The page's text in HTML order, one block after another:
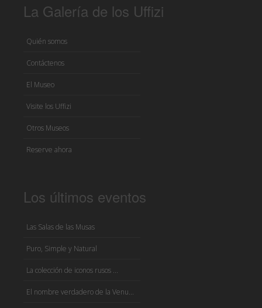
La Galería de los Uffizi
Quién somos
Contáctenos
El Museo
Visite los Uffizi
Otros Museos
Reserve ahora
Los últimos eventos
Las Salas de las Musas
Puro, Simple y Natural
La colección de iconos rusos ...
El nombre verdadero de la Venu...